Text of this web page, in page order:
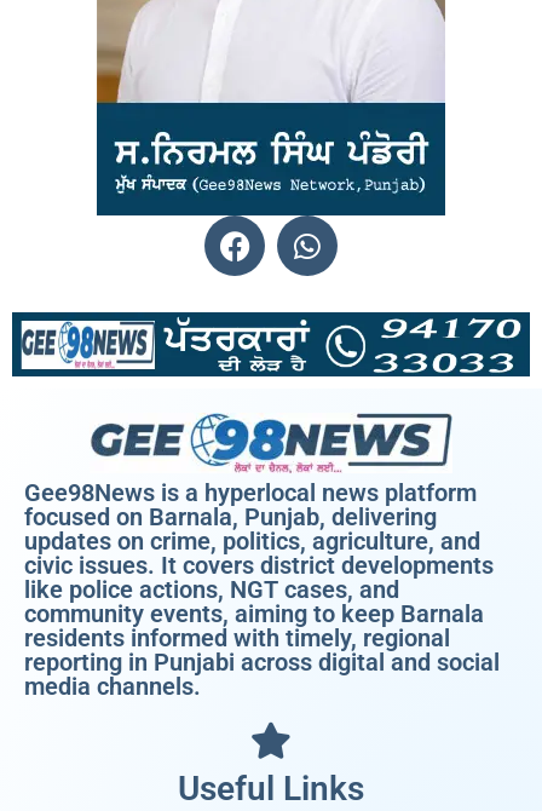
Gee98News is a hyperlocal news platform
focused on Barnala, Punjab, delivering
updates on crime, politics, agriculture, and
civic issues. It covers district developments
like police actions, NGT cases, and
community events, aiming to keep Barnala
residents informed with timely, regional
reporting in Punjabi across digital and social
media channels.
Useful Links